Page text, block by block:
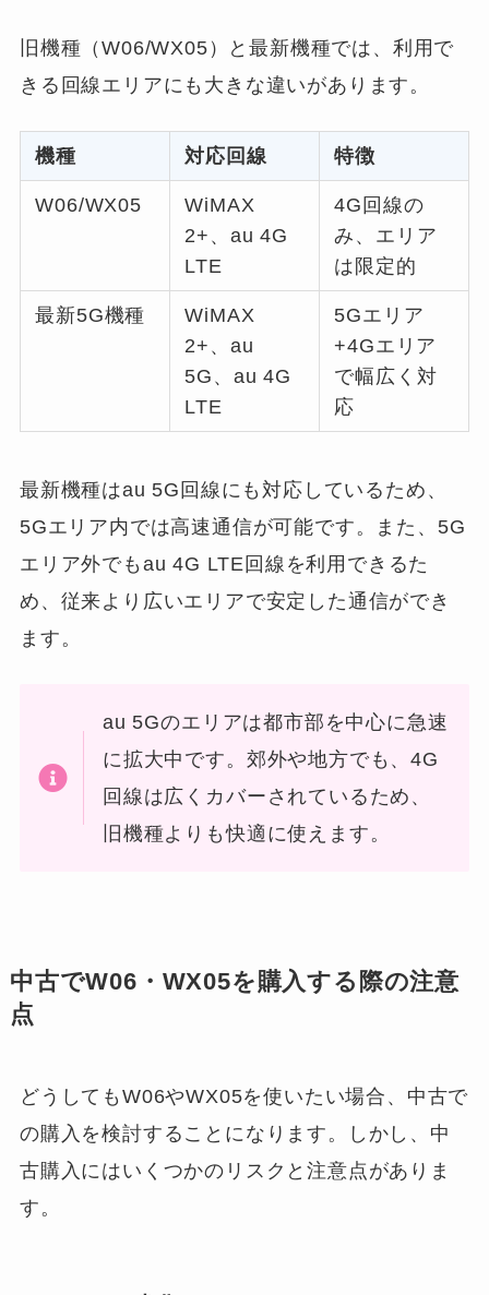
旧機種（W06/WX05）と最新機種では、利用で
きる回線エリアにも大きな違いがあります。
機種 対応回線 特徴
W06/WX05
WiMAX
2+、au 4G
LTE
4G回線の
み、エリア
は限定的
最新5G機種
WiMAX
2+、au
5G、au 4G
LTE
5Gエリア
+4Gエリア
で幅広く対
応
最新機種はau 5G回線にも対応しているため、
5Gエリア内では高速通信が可能です。また、5G
エリア外でもau 4G LTE回線を利用できるた
め、従来より広いエリアで安定した通信ができ
ます。
au 5Gのエリアは都市部を中心に急速
に拡大中です。郊外や地方でも、4G
回線は広くカバーされているため、
旧機種よりも快適に使えます。
中古でW06・WX05を購入する際の注意
点
どうしてもW06やWX05を使いたい場合、中古で
の購入を検討することになります。しかし、中
古購入にはいくつかのリスクと注意点がありま
す。